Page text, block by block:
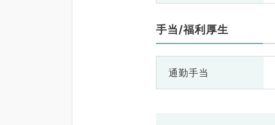
手当/福利厚生
通勤手当